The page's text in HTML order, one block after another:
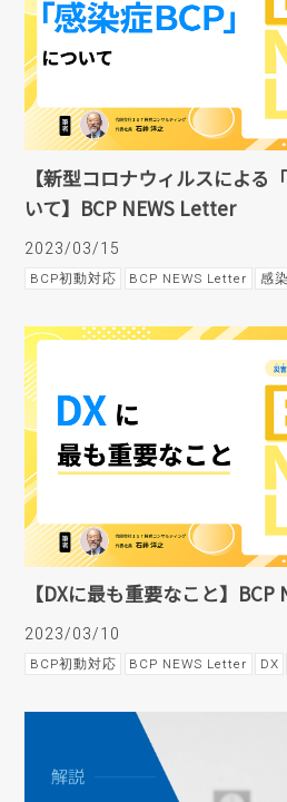
【新型コロナウィルスによる
いて】BCP NEWS Letter
2023/03/15
BCP初動対応 BCP NEWS Letter 感
【DXに最も重要なこと】
2023/03/10
BCP初動対応 BCP NEWS Letter DX